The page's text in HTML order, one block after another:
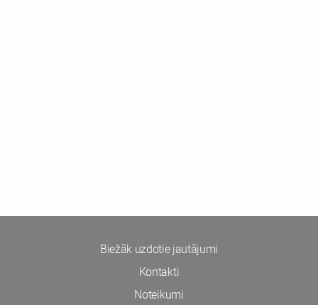
Biežāk uzdotie jautājumi
Kontakti
Noteikumi